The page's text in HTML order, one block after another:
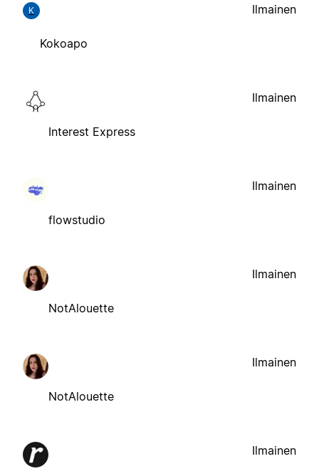
K
Kokoapo
Ilmainen
Interest Express
Ilmainen
flowstudio
Ilmainen
NotAlouette
Ilmainen
NotAlouette
Ilmainen
Ilmainen